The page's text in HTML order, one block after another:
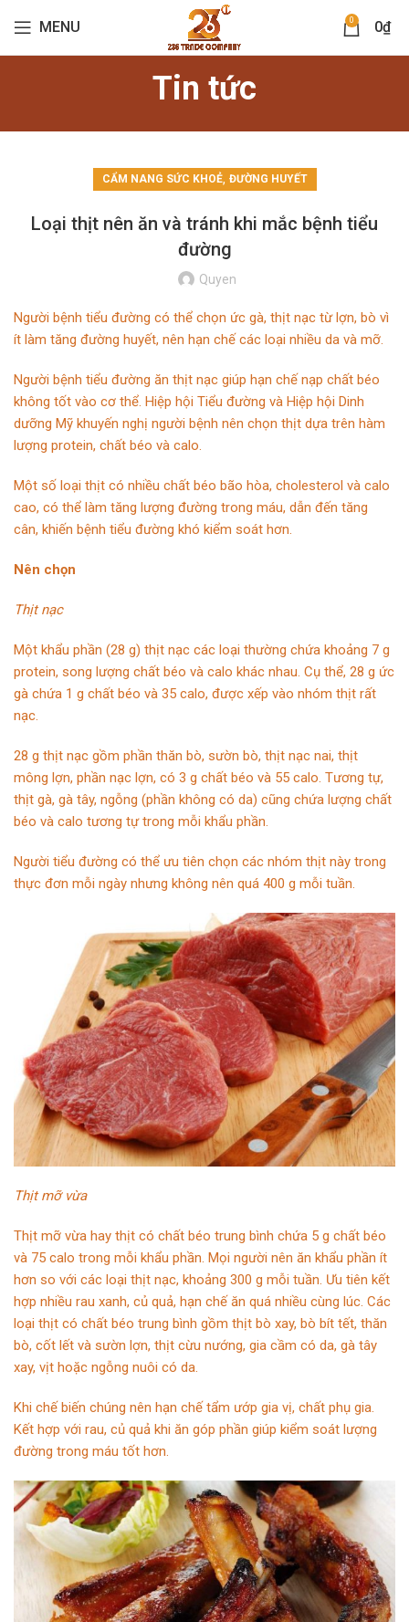
MENU 0 0₫
Tin tức
CẨM NANG SỨC KHOẺ, ĐƯỜNG HUYẾT
Loại thịt nên ăn và tránh khi mắc bệnh tiểu
đường
Quyen
Người bệnh tiểu đường có thể chọn ức gà, thịt nạc từ lợn, bò vì
ít làm tăng đường huyết, nên hạn chế các loại nhiều da và mỡ.
Người bệnh tiểu đường ăn thịt nạc giúp hạn chế nạp chất béo
không tốt vào cơ thể. Hiệp hội Tiểu đường và Hiệp hội Dinh
dưỡng Mỹ khuyến nghị người bệnh nên chọn thịt dựa trên hàm
lượng protein, chất béo và calo.
Một số loại thịt có nhiều chất béo bão hòa, cholesterol và calo
cao, có thể làm tăng lượng đường trong máu, dẫn đến tăng
cân, khiến bệnh tiểu đường khó kiểm soát hơn.
Nên chọn
Thịt nạc
Một khẩu phần (28 g) thịt nạc các loại thường chứa khoảng 7 g
protein, song lượng chất béo và calo khác nhau. Cụ thể, 28 g ức
gà chứa 1 g chất béo và 35 calo, được xếp vào nhóm thịt rất
nạc.
28 g thịt nạc gồm phần thăn bò, sườn bò, thịt nạc nai, thịt
mông lợn, phần nạc lợn, có 3 g chất béo và 55 calo. Tương tự,
thịt gà, gà tây, ngỗng (phần không có da) cũng chứa lượng chất
béo và calo tương tự trong mỗi khẩu phần.
Người tiểu đường có thể ưu tiên chọn các nhóm thịt này trong
thực đơn mỗi ngày nhưng không nên quá 400 g mỗi tuần.
Thịt mỡ vừa
Thịt mỡ vừa hay thịt có chất béo trung bình chứa 5 g chất béo
và 75 calo trong mỗi khẩu phần. Mọi người nên ăn khẩu phần ít
hơn so với các loại thịt nạc, khoảng 300 g mỗi tuần. Ưu tiên kết
hợp nhiều rau xanh, củ quả, hạn chế ăn quá nhiều cùng lúc. Các
loại thịt có chất béo trung bình gồm thịt bò xay, bò bít tết, thăn
bò, cốt lết và sườn lợn, thịt cừu nướng, gia cầm có da, gà tây
xay, vịt hoặc ngỗng nuôi có da.
Khi chế biến chúng nên hạn chế tẩm ướp gia vị, chất phụ gia.
Kết hợp với rau, củ quả khi ăn góp phần giúp kiểm soát lượng
đường trong máu tốt hơn.